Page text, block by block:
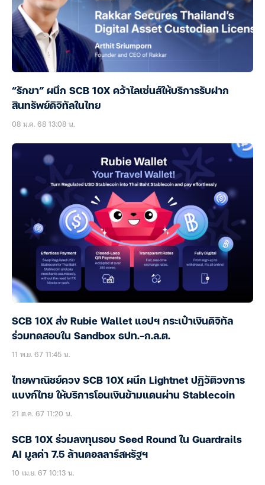
“รักขา” ผนึก SCB 10X คว้าไลเซ่นส์ให้บริการรับฝาก
สินทรัพย์ดิจิทัลในไทย
08 ม.ค. 68 13:08 น.
SCB 10X ส่ง Rubie Wallet แอปฯ กระเป๋าเงินดิจิทัล
ร่วมทดสอบใน Sandbox ธปท.-ก.ล.ต.
11 พ.ย. 67 11:45 น.
ไทยพาณิชย์ควง SCB 10X ผนึก Lightnet ปฏิวัติวงการ
แบงก์ไทย ให้บริการโอนเงินข้ามแดนผ่าน Stablecoin
21 ต.ค. 67 11:20 น.
SCB 10X ร่วมลงทุนรอบ Seed Round ใน Guardrails
AI มูลค่า 7.5 ล้านดอลลาร์สหรัฐฯ
10 เม.ย. 67 10:13 น.